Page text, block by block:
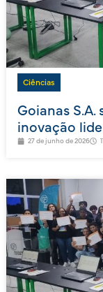
Ciências
Goianas
inovação
27 de junho de 2026